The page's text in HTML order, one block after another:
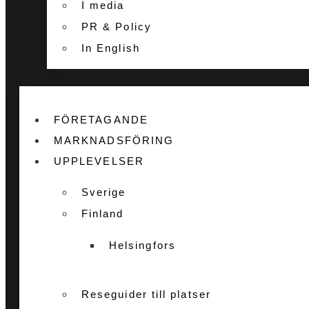
I media
PR & Policy
In English
FÖRETAGANDE
MARKNADSFÖRING
UPPLEVELSER
Sverige
Finland
Helsingfors
Reseguider till platser